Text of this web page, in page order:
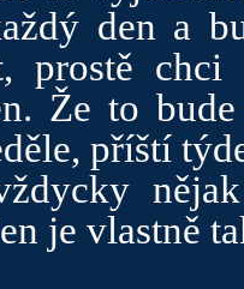
den a
prostě
Že to
příští
je vlastně